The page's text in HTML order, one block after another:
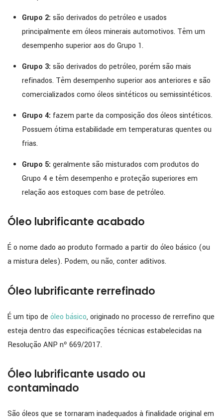
Grupo 2: são derivados do petróleo e usados
principalmente em óleos minerais automotivos. Têm um
desempenho superior aos do Grupo 1.
Grupo 3: são derivados do petróleo, porém são mais
refinados. Têm desempenho superior aos anteriores e são
comercializados como óleos sintéticos ou semissintéticos.
Grupo 4: fazem parte da composição dos óleos sintéticos.
Possuem ótima estabilidade em temperaturas quentes ou
frias.
Grupo 5: geralmente são misturados com produtos do
Grupo 4 e têm desempenho e proteção superiores em
relação aos estoques com base de petróleo.
Óleo lubrificante acabado
É o nome dado ao produto formado a partir do óleo básico (ou
a mistura deles). Podem, ou não, conter aditivos.
Óleo lubrificante rerrefinado
É um tipo de óleo básico, originado no processo de rerrefino que
esteja dentro das especificações técnicas estabelecidas na
Resolução ANP nº 669/2017.
Óleo lubrificante usado ou
contaminado
São óleos que se tornaram inadequados à finalidade original em